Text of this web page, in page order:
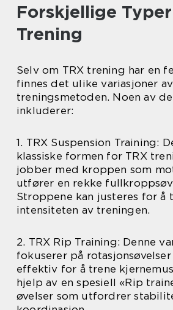
Forskjellige
Trening
Selv om TRX trening har en
finnes det ulike variasjoner av
treningsmetoden. Noen av
inkluderer:
1. TRX Suspension Training:
klassiske formen for TRX
jobber med kroppen som
utfører en rekke
Stroppene kan justeres for å
intensiteten av treningen.
2. TRX Rip Training: Denne
fokuserer på
effektiv for å trene
hjelp av en spesiell «Rip
øvelser som utfordrer